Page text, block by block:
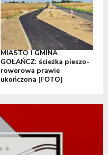
MIASTO I GMINA
GOŁAŃCZ: ścieżka pieszo-
rowerowa prawie
ukończona [FOTO]